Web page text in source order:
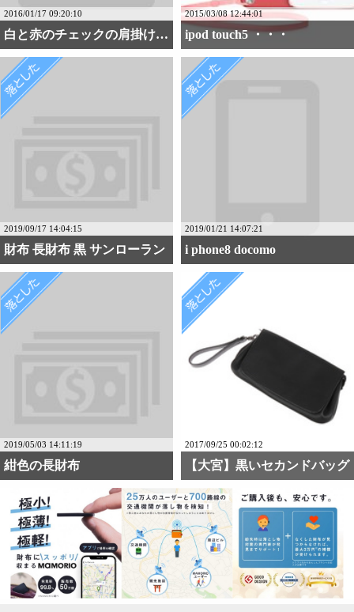
2016/01/17 09:20:10
白と赤のチェックの肩掛けカバン
2015/03/08 12:44:01
ipod touch5 ・・・
2019/09/17 14:04:15
財布 長財布 黒 サンローラン
2019/01/21 14:07:21
i phone8 docomo
2019/05/03 14:11:19
紺色の長財布
2017/09/25 00:02:12
【大宮】黒いセカンドバッグ